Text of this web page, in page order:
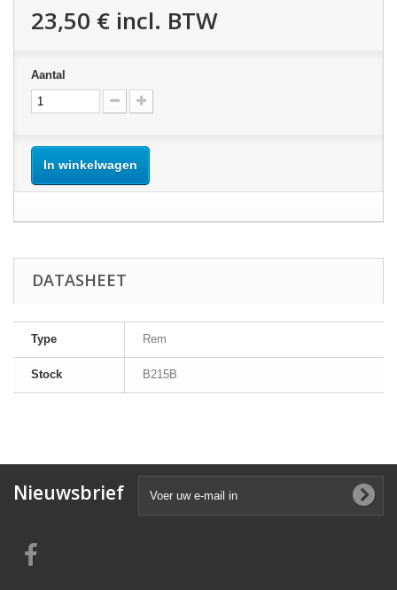
23,50 € incl. BTW
Aantal
In winkelwagen
DATASHEET
Type Rem
Stock B215B
Nieuwsbrief